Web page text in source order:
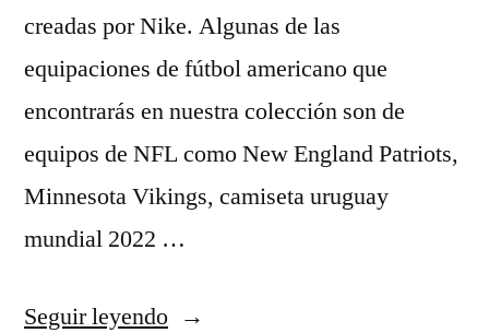
creadas por Nike. Algunas de las
equipaciones de fútbol americano que
encontrarás en nuestra colección son de
equipos de NFL como New England Patriots,
Minnesota Vikings, camiseta uruguay
mundial 2022 …
Seguir leyendo«nike